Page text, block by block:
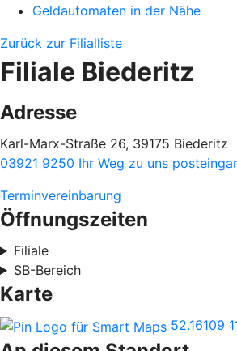
Geldautomaten in der Nähe
Zurück zur Filialliste
Filiale Biederitz
Adresse
Karl-Marx-Straße 26, 39175 Biederitz
03921 9250 Ihr Weg zu uns
Terminvereinbarung
Öffnungszeiten
Filiale
SB-Bereich
Karte
52.16109